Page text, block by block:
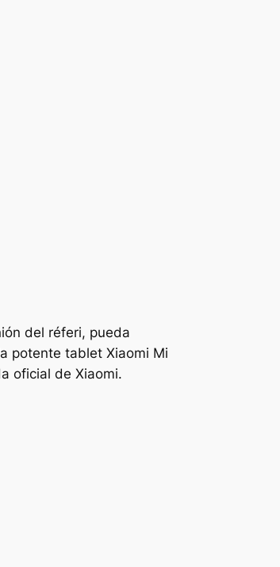
del réferi, pueda
potente tablet Xiaomi Mi
oficial de Xiaomi.